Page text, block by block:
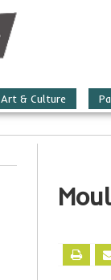
Art & Culture